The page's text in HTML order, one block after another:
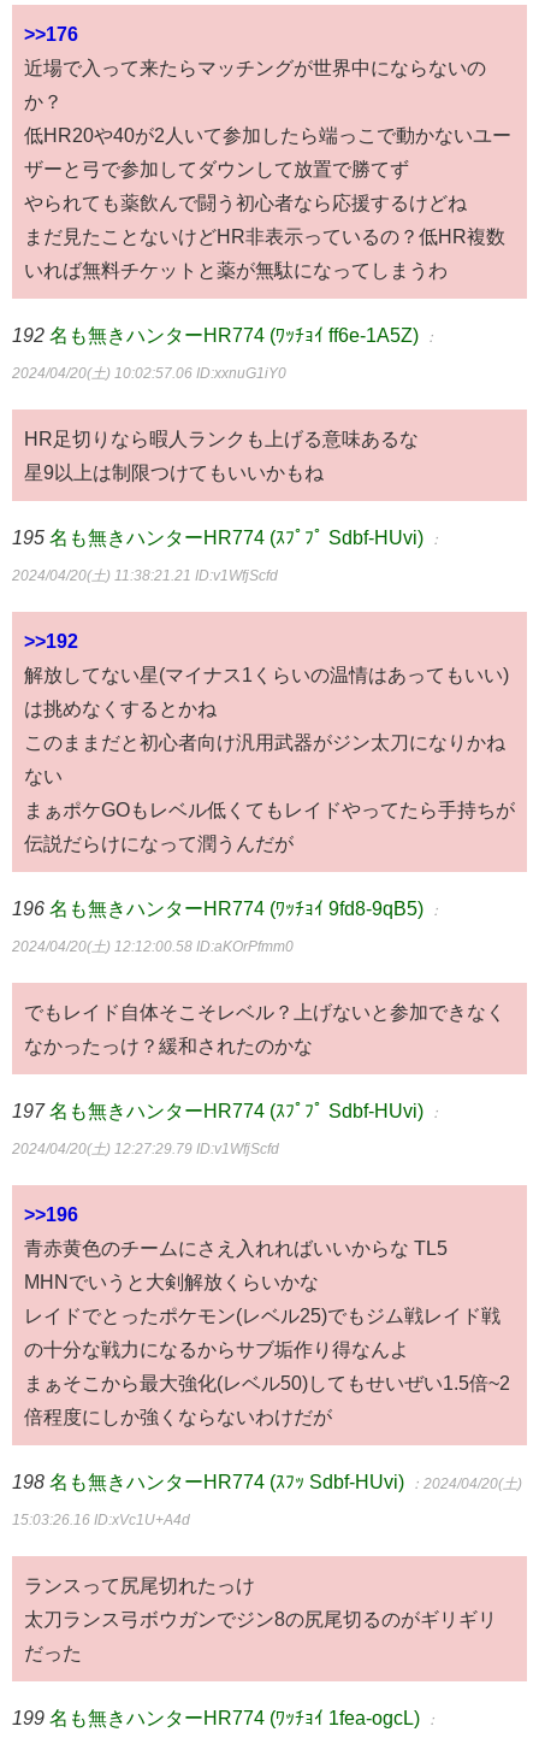
>>176
近場で入って来たらマッチングが世界中にならないの
か？
低HR20や40が2人いて参加したら端っこで動かないユー
ザーと弓で参加してダウンして放置で勝てず
やられても薬飲んで闘う初心者なら応援するけどね
まだ見たことないけどHR非表示っているの？低HR複数
いれば無料チケットと薬が無駄になってしまうわ
192 名も無きハンターHR774 (ﾜｯﾁｮｲ ff6e-1A5Z) ：
2024/04/20(土) 10:02:57.06 ID:xxnuG1iY0
HR足切りなら暇人ランクも上げる意味あるな
星9以上は制限つけてもいいかもね
195 名も無きハンターHR774 (ｽﾌﾟﾌﾟ Sdbf-HUvi) ：
2024/04/20(土) 11:38:21.21 ID:v1WfjScfd
>>192
解放してない星(マイナス1くらいの温情はあってもいい)
は挑めなくするとかね
このままだと初心者向け汎用武器がジン太刀になりかね
ない
まぁポケGOもレベル低くてもレイドやってたら手持ちが
伝説だらけになって潤うんだが
196 名も無きハンターHR774 (ﾜｯﾁｮｲ 9fd8-9qB5) ：
2024/04/20(土) 12:12:00.58 ID:aKOrPfmm0
でもレイド自体そこそレベル？上げないと参加できなく
なかったっけ？緩和されたのかな
197 名も無きハンターHR774 (ｽﾌﾟﾌﾟ Sdbf-HUvi) ：
2024/04/20(土) 12:27:29.79 ID:v1WfjScfd
>>196
青赤黄色のチームにさえ入れればいいからな TL5
MHNでいうと大剣解放くらいかな
レイドでとったポケモン(レベル25)でもジム戦レイド戦
の十分な戦力になるからサブ垢作り得なんよ
まぁそこから最大強化(レベル50)してもせいぜい1.5倍~2
倍程度にしか強くならないわけだが
198 名も無きハンターHR774 (ｽﾌｯ Sdbf-HUvi) ：2024/04/20(土)
15:03:26.16 ID:xVc1U+A4d
ランスって尻尾切れたっけ
太刀ランス弓ボウガンでジン8の尻尾切るのがギリギリ
だった
199 名も無きハンターHR774 (ﾜｯﾁｮｲ 1fea-ogcL) ：